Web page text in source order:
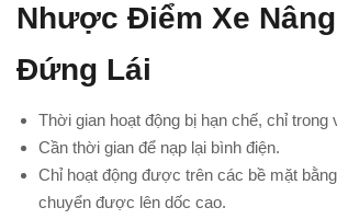
Nhược Điểm Xe
Đứng Lái
Thời gian hoạt động bị hạn chế, chỉ trong
Cần thời gian để nạp lại bình điện.
Chỉ hoạt động được trên các bề mặt
chuyển được lên dốc cao.